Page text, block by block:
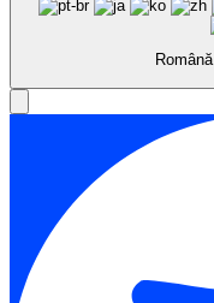
Română